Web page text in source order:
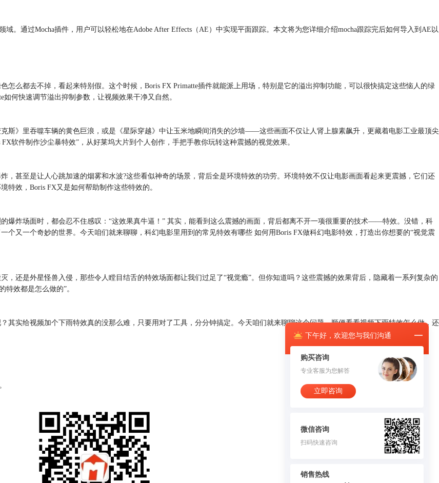
下午好， 欢迎您与我们沟通
购买咨询
专业客服为您解答
立即咨询
微信咨询
扫码快速咨询
销售热线
。通过Mocha插件，用户可以轻松地在Adobe After Effects（AE）中实现平面跟踪。本文将为您详细介绍mocha跟踪完后如何导入到AE以
么都去不掉，看起来特别假。这个时候，Boris FX Primatte插件就能派上用场，特别是它的溢出抑制功能，可以很快搞定这些恼人的绿
何快速调节溢出抑制参数，让视频效果干净又自然。
》里吞噬车辆的黄色巨浪，或是《星际穿越》中让玉米地瞬间消失的沙墙——这些画面不仅让人肾上腺素飙升，更藏着电影工业最顶尖
软件制作沙尘暴特效”，从好莱坞大片到个人创作，手把手教你玩转这种震撼的视觉效果。
，甚至是让人心跳加速的烟雾和水波?这些看似神奇的场景，背后全是环境特效的功劳。环境特效不仅让电影画面看起来更震撼，它们还
特效，Boris FX又是如何帮助制作这些特效的。
爆炸场面时，都会忍不住感叹：“这效果真牛逼！” 其实，能看到这么震撼的画面，背后都离不开一项很重要的技术——特效。没错，科
个又一个奇妙的世界。今天咱们就来聊聊，科幻电影里用到的常见特效有哪些 如何用Boris FX做科幻电影特效，打造出你想要的“视觉震
，还是外星怪兽入侵，那些令人瞠目结舌的特效场面都让我们过足了“视觉瘾”。但你知道吗？这些震撼的效果背后，隐藏着一系列复杂的
效都是怎么做的”。
其实给视频加个下雨特效真的没那么难，只要用对了工具，分分钟搞定。今天咱们就来聊聊这个问题，顺便看看视频下雨特效怎么做，还